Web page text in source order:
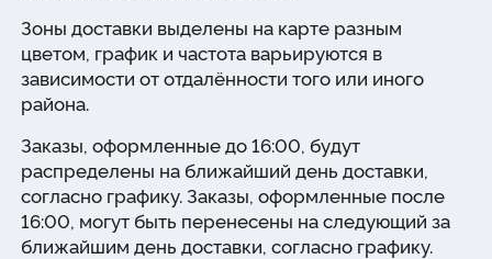
Зоны доставки выделены на карте разным
цветом, график и частота варьируются в
зависимости от отдалённости того или иного
района.
Заказы, оформленные до 16:00, будут
распределены на ближайший день доставки,
согласно графику. Заказы, оформленные после
16:00, могут быть перенесены на следующий за
ближайшим день доставки, согласно графику.